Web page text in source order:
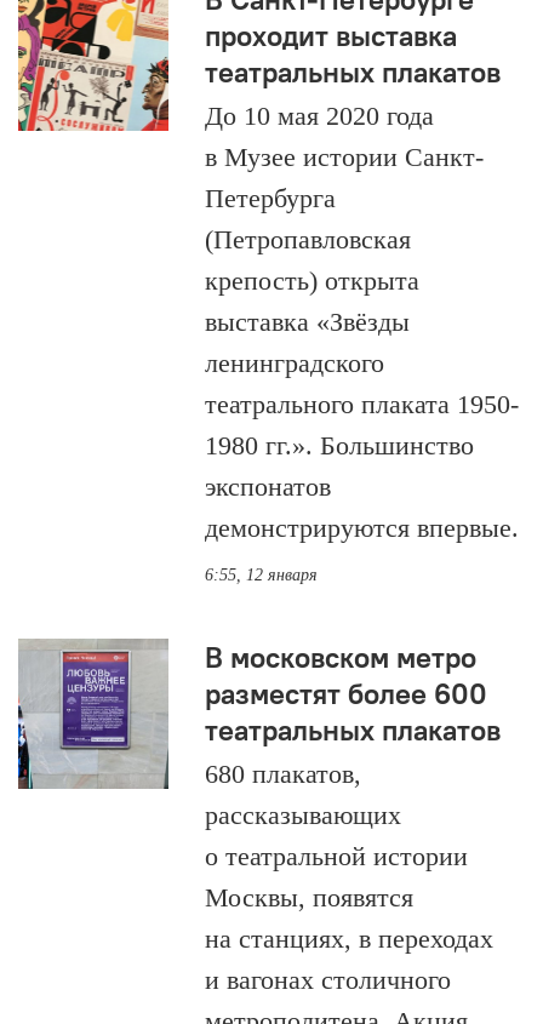
проходит выставка
театральных плакатов
До 10 мая 2020 года
в Музее истории Санкт-
Петербурга
(Петропавловская
крепость) открыта
выставка «Звёзды
ленинградского
театрального плаката 1950-
1980 гг.». Большинство
экспонатов
демонстрируются впервые.
6:55, 12 января
В московском метро
разместят более 600
театральных плакатов
680 плакатов,
рассказывающих
о театральной истории
Москвы, появятся
на станциях, в переходах
и вагонах столичного